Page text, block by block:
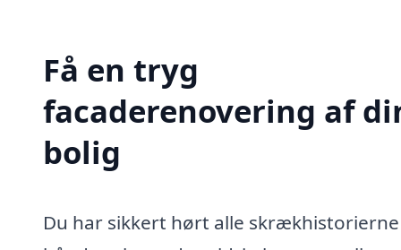
Få en tryg
facaderenovering af
bolig
Du har sikkert hørt alle